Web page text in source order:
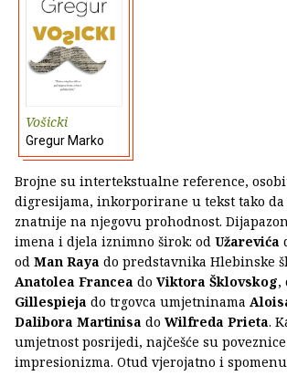
Vošicki
Gregur Marko
Brojne su intertekstualne reference,
digresijama, inkorporirane u tekst tako
znatnije na njegovu prohodnost.
imena i djela iznimno širok: od Užarevića
od Man Raya do predstavnika Hlebinske
Anatolea Francea do Viktora Šklovskog,
Gillespieja do trgovca umjetninama
Dalibora Martinisa do Wilfreda Prieta.
umjetnost posrijedi, najčešće su
impresionizma. Otud vjerojatno i